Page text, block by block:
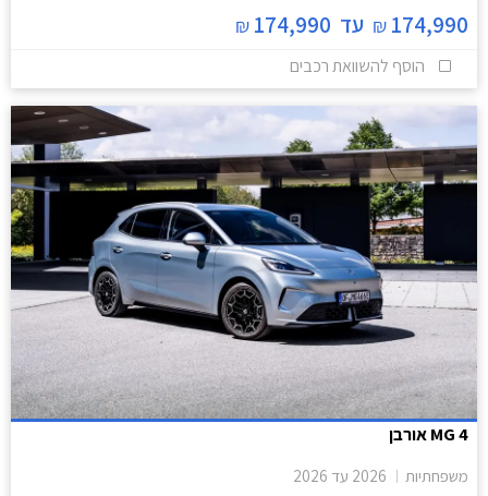
174,990
₪ עד 174,990
₪
הוסף להשוואת רכבים
MG 4 אורבן
משפחתיות 2026 עד 2026